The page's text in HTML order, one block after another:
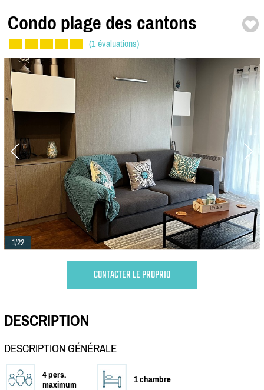
Condo plage des cantons
(1 évaluations)
1/22
CONTACTER LE PROPRIO
DESCRIPTION
DESCRIPTION GÉNÉRALE
4 pers.
maximum
1 chambre